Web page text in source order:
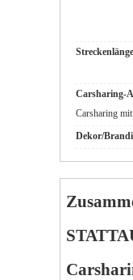
Carsharing-
Carsharing
Dekor/